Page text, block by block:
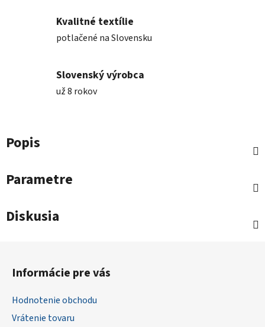
Kvalitné textílie
potlačené na Slovensku
Slovenský výrobca
už 8 rokov
Popis
Parametre
Diskusia
Informácie pre vás
Hodnotenie obchodu
Vrátenie tovaru